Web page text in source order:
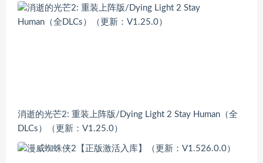
消逝的光芒2: 重装上阵版/Dying Light 2 Stay Human（全
DLCs）（更新：V1.25.0）